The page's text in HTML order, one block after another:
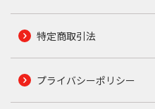
特定商取引法
プライバシーポリシー